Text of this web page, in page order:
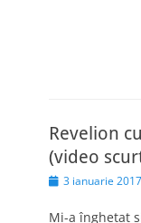
Revelion
(video
Posted3 ianuarie 2017
Mi-a înghețat